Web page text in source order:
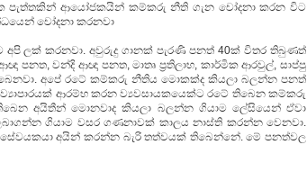
පැත්තකින් ආයෝජකයින් කම්කරු නීති ගැන චෝදනා කරන විට
චෝදනා කරනවා
ලක් කරනවා. අවුරුදු ගානක් පැරණි පනත් 40ක් විතර තිබුණත්
වන්දි ආඥා පනත, මාතෘ ප්‍රතිලාභ, කාර්මික ආරවුල්, සාප්පු
අපේ රටේ කම්කරු නීතිය මොකක්ද කියලා බලන්න පනත්
ආරම්භ කරන ව්‍යවසායකයෙක්ට රටේ තිබෙන කම්කරු
අයිතීන් මොනවාද කියලා බලන්න ගියාම ලේසියෙන් ඒවා
ගියාම වසර ගණනාවක් කාලය නාස්ති කරන්න වෙනවා.
අයින් කරන්න බැරි තත්වයක් තිබෙන්නේ. මේ පනත්වල